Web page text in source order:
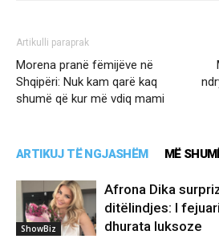
Artikulli paraprak
Morena pranë fëmijëve në
Shqipëri: Nuk kam qarë kaq
shumë që kur më vdiq mami
ARTIKUJ TË NGJASHËM MË
ShowBiz
Afrona Dika
ditëlindjes: I
dhurata luksoze